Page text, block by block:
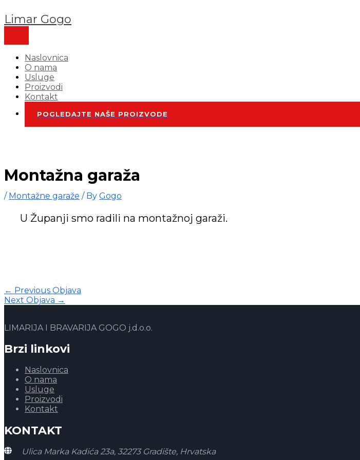
to
content
Limar Gogo
MENU
Naslovnica
O nama
Usluge
Proizvodi
Kontakt
POGLEDAJTE NAŠE PROIZVODE
Montažna garaža
/ Montažne garaže / By Gogo
U Županji smo radili na montažnoj garaži.
← Previous Objava
Next Objava →
LIMARIJA I BRAVARIJA GOGO j.d.o.o.
Brzi linkovi
Naslovnica
O nama
Usluge
Proizvodi
Kontakt
KONTAKT
Ulica Marka Kadića 23a, 32273 Gradište, Hrvatska